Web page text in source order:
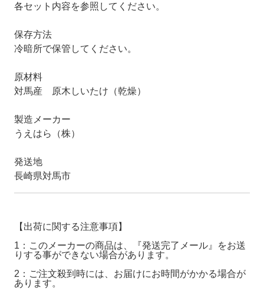
各セット内容を参照してください。
保存方法
冷暗所で保管してください。
原材料
対馬産 原木しいたけ（乾燥）
製造メーカー
うえはら（株）
発送地
長崎県対馬市
【出荷に関する注意事項】
1：このメーカーの商品は、『発送完了メール』をお送
りする事ができない場合があります。
2：ご注文殺到時には、お届けにお時間がかかる場合が
あります。